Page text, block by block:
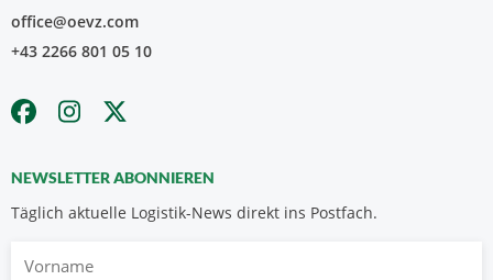
office@oevz.com
+43 2266 801 05 10
NEWSLETTER ABONNIEREN
Täglich aktuelle Logistik-News direkt ins Postfach.
Vorname